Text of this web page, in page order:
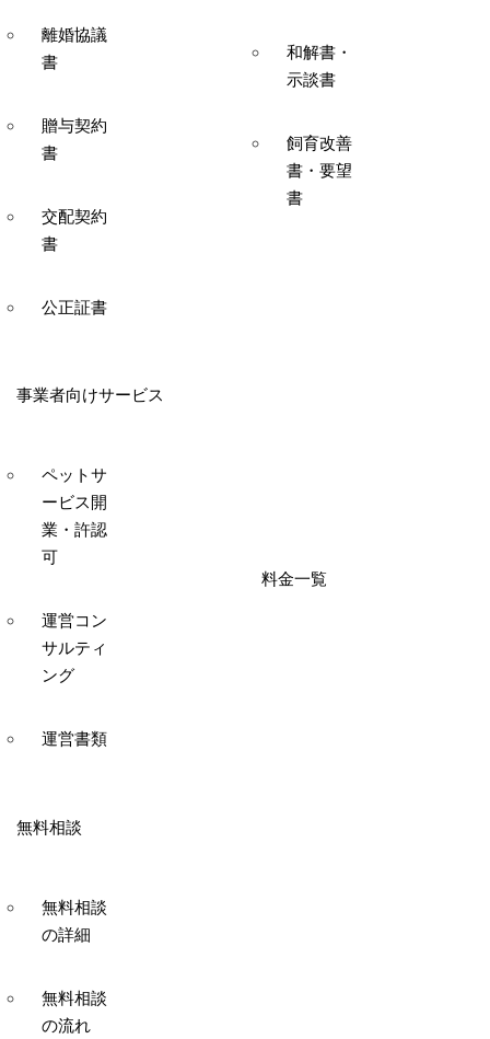
離婚協議
書
贈与契約
書
交配契約
書
公正証書
和解書・
示談書
飼育改善
書・要望
書
事業者向けサービス
ペットサ
ービス開
業・許認
可
運営コン
サルティ
ング
運営書類
料金一覧
無料相談
無料相談
の詳細
無料相談
の流れ